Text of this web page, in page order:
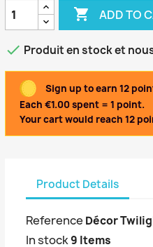
 ADD TO
 Produit en stock et
Sign up to earn 12
Each €1.00 spent = 1 point.
Your cart would reach 12
Product Details
Reference Décor
In stock9 Items